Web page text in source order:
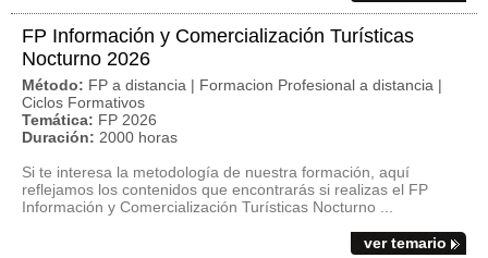
FP Información y Comercialización Turísticas
Nocturno 2026
Método: FP a distancia | Formacion Profesional a distancia |
Ciclos Formativos
Temática: FP 2026
Duración: 2000 horas
Si te interesa la metodología de nuestra formación, aquí
reflejamos los contenidos que encontrarás si realizas el FP
Información y Comercialización Turísticas Nocturno ...
ver temario